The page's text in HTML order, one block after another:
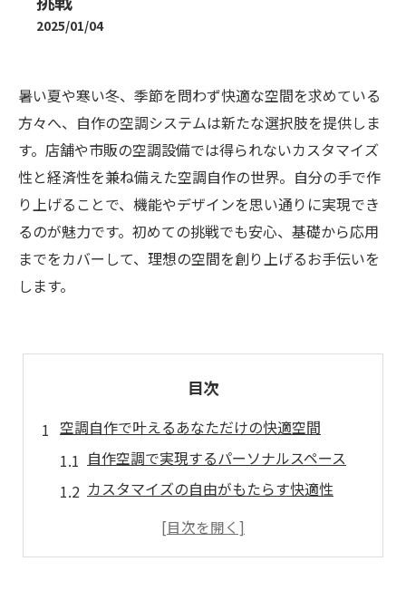
2025/01/04
暑い夏や寒い冬、季節を問わず快適な空間を求めている
方々へ、自作の空調システムは新たな選択肢を提供しま
す。店舗や市販の空調設備では得られないカスタマイズ
性と経済性を兼ね備えた空調自作の世界。自分の手で作
り上げることで、機能やデザインを思い通りに実現でき
るのが魅力です。初めての挑戦でも安心、基礎から応用
までをカバーして、理想の空間を創り上げるお手伝いを
します。
目次
空調自作で叶えるあなただけの快適空間
自作空調で実現するパーソナルスペース
カスタマイズの自由がもたらす快適性
DIY空調の基本構造と仕組み